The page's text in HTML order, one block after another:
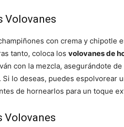
Volovanes
con crema y chipotle
tanto, coloca los volovanes de
con la mezcla, asegurándote
lo deseas, puedes espolvorear
de hornearlos para un toque
Volovanes